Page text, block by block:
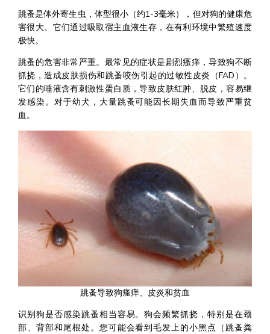
跳蚤是体外寄生虫，体型很小（约1-3毫米），但对狗的健康危
害很大。它们通过吸取宿主血液生存，在有利环境中繁殖速度
极快。
跳蚤的危害非常严重。最常见的症状是剧烈瘙痒，导致狗不断
抓挠，造成皮肤损伤和跳蚤咬伤引起的过敏性皮炎（FAD）。
它们的唾液含有刺激性蛋白质，导致皮肤红肿、脱皮，容易继
发感染。对于幼犬，大量跳蚤可能因长期失血而导致严重贫
血。
跳蚤导致狗瘙痒、皮炎和贫血
识别狗是否感染跳蚤相当容易。狗会频繁抓挠，特别是在颈
部、背部和尾根处。您可能会看到毛发上的小黑点（跳蚤粪